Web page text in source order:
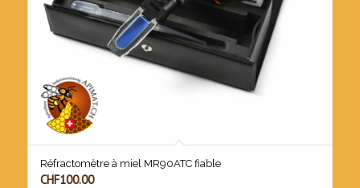
Réfractomètre à miel MR90ATC fiable
CHF100.00